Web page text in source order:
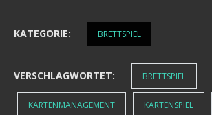
KATEGORIE: BRETTSPIEL
VERSCHLAGWORTET: BRETTSPIEL
KARTENMANAGEMENT KARTENSPIEL